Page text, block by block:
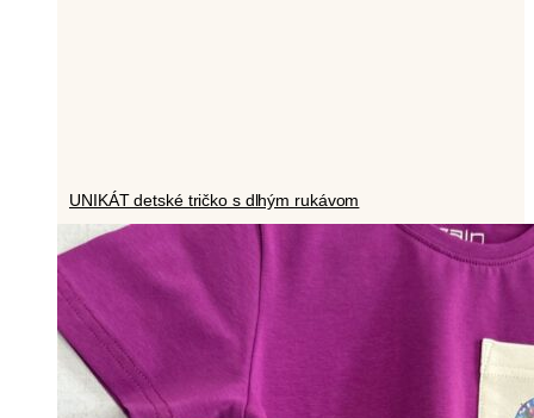
UNIKÁT detské tričko s dlhým rukávom